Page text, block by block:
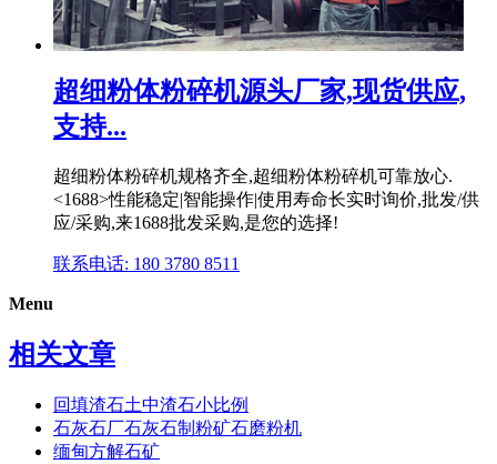
超细粉体粉碎机源头厂家,现货供应,
支持...
超细粉体粉碎机规格齐全,超细粉体粉碎机可靠放心.
<1688>性能稳定|智能操作|使用寿命长实时询价,批发/供
应/采购,来1688批发采购,是您的选择!
联系电话: 180 3780 8511
Menu
相关文章
回填渣石土中渣石小比例
石灰石厂石灰石制粉矿石磨粉机
缅甸方解石矿